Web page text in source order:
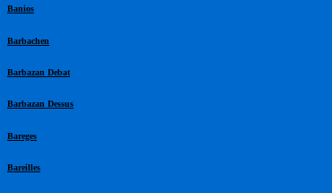
Banios
Barbachen
Barbazan Debat
Barbazan Dessus
Bareges
Bareilles